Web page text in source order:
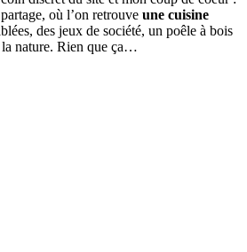
où l’on retrouve une cuisine
des jeux de société, un poêle à bois
la nature. Rien que ça…